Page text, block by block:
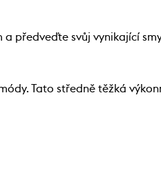
předveďte svůj vynikající
Tato středně těžká